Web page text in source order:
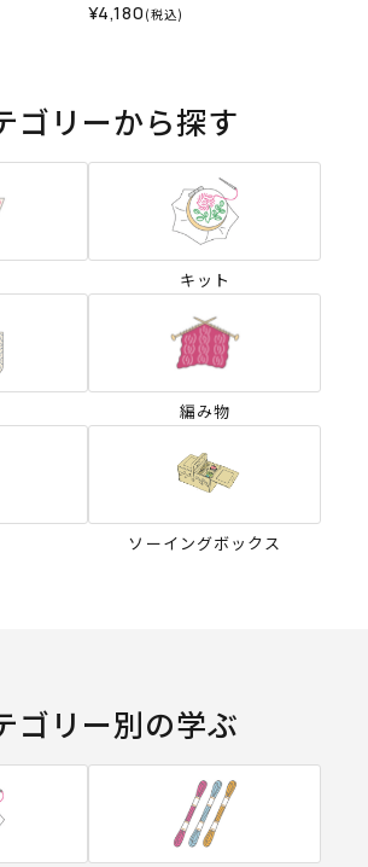
¥4,180 (税込)
ゴリーから探す
キット
編み物
ソーイングボックス
ゴリー別の学ぶ